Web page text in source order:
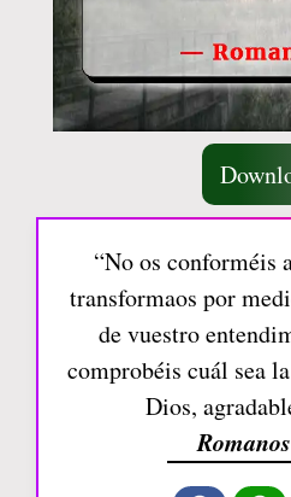
“No os conforméis
transformaos por
de vuestro
comprobéis cuál sea
Dios,